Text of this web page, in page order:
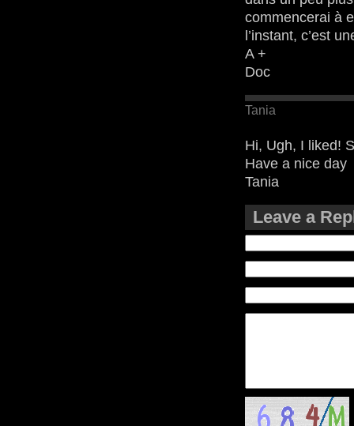
commencerai à
l’instant, c’est
A +
Doc
Tania
Hi, Ugh, I liked!
Have a nice day
Tania
Leave a